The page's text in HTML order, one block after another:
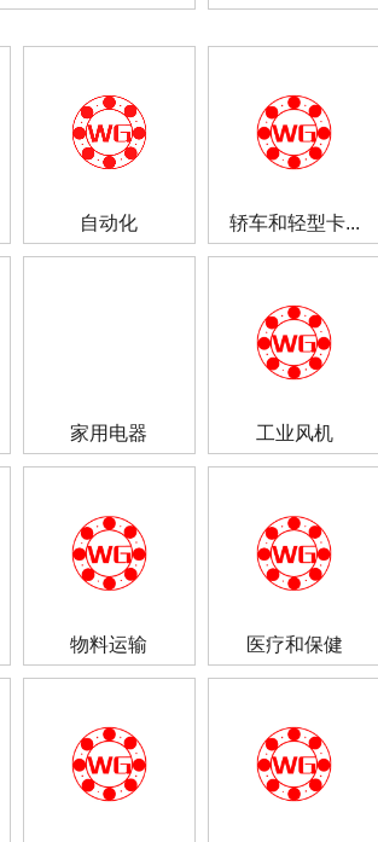
自动化 轿车和轻型卡...
家用电器 工业风机
物料运输 医疗和保健